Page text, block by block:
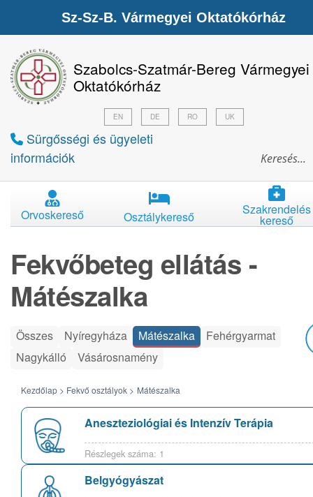
Szabolcs-Szatmár-Bereg Vármegyei
Oktatókórház
Sürgősségi és ügyeleti
információk
EN DE RO UK
Orvoskereső Osztálykereső Szakrendelés
kereső
Fekvőbeteg ellátás -
Mátészalka
Összes Nyíregyháza Mátészalka
Fehérgyarmat
Nagykálló
Vásárosnamény
Kezdőlap > Fekvő osztályok > Mátészalka
Aneszteziológiai és Intenzív Terápia
Részlegek száma: 1
Belgyógyászat
Sz-Sz-B. Vármegyei Oktatókórház